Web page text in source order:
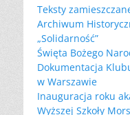
Teksty
Archiwum
„Solidarność”
Święta Bożego
Dokumentacja
w Warszawie
Inauguracja roku
Wyższej Szkoły